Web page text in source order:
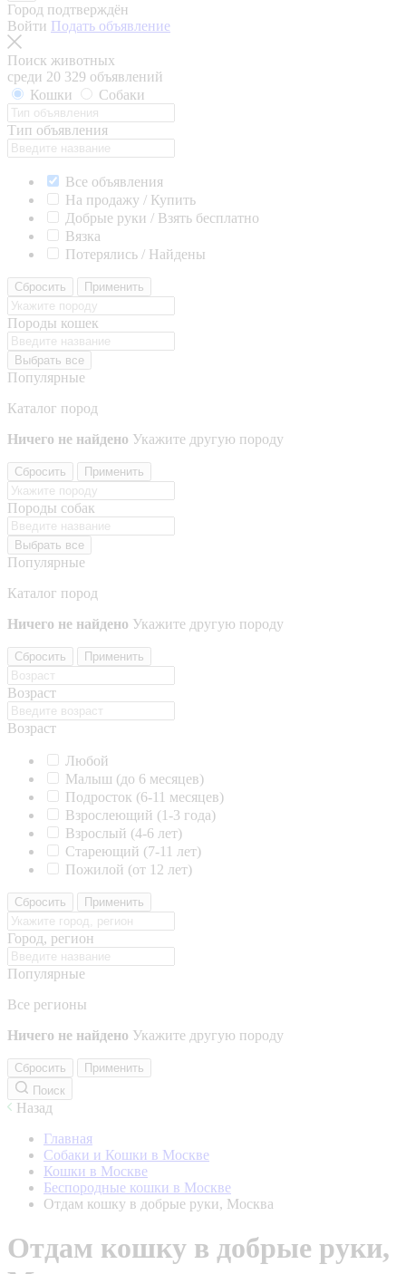
Город подтверждён
Войти Подать объявление
Поиск животных
среди 20 329 объявлений
Кошки
Собаки
Тип объявления
Все объявления
На продажу / Купить
Добрые руки / Взять бесплатно
Вязка
Потерялись / Найдены
Сбросить Применить
Породы кошек
Выбрать все
Популярные
Каталог пород
Ничего не найдено Укажите другую породу
Сбросить Применить
Породы собак
Выбрать все
Популярные
Каталог пород
Ничего не найдено Укажите другую породу
Сбросить Применить
Возраст
Возраст
Любой
Малыш (до 6 месяцев)
Подросток (6-11 месяцев)
Взрослеющий (1-3 года)
Взрослый (4-6 лет)
Стареющий (7-11 лет)
Пожилой (от 12 лет)
Сбросить Применить
Город, регион
Популярные
Все регионы
Ничего не найдено Укажите другую породу
Сбросить
Применить
Поиск
Назад
Главная
Собаки и Кошки в Москве
Кошки в Москве
Беспородные кошки в Москве
Отдам кошку в добрые руки, Москва
Отдам кошку в добрые руки,